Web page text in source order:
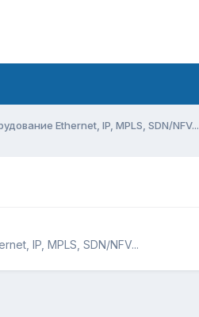
Ethernet, IP, MPLS, SDN/NFV...
IP, MPLS, SDN/NFV...